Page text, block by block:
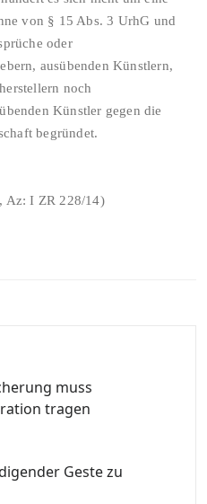
von § 15 Abs. 3 UrhG und
oder
ausübenden Künstlern,
noch
Künstler gegen die
begründet.
Az: I ZR 228/14)
muss
tragen
Geste zu